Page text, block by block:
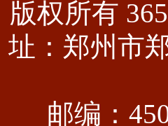
版权所有
址：郑州市
邮编：